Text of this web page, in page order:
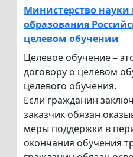
Министерство
образования
целевом обучении
Целевое обучение –
договору о целевом
целевого обучения.
Если гражданин
заказчик обязан
меры поддержки в
окончания обучения